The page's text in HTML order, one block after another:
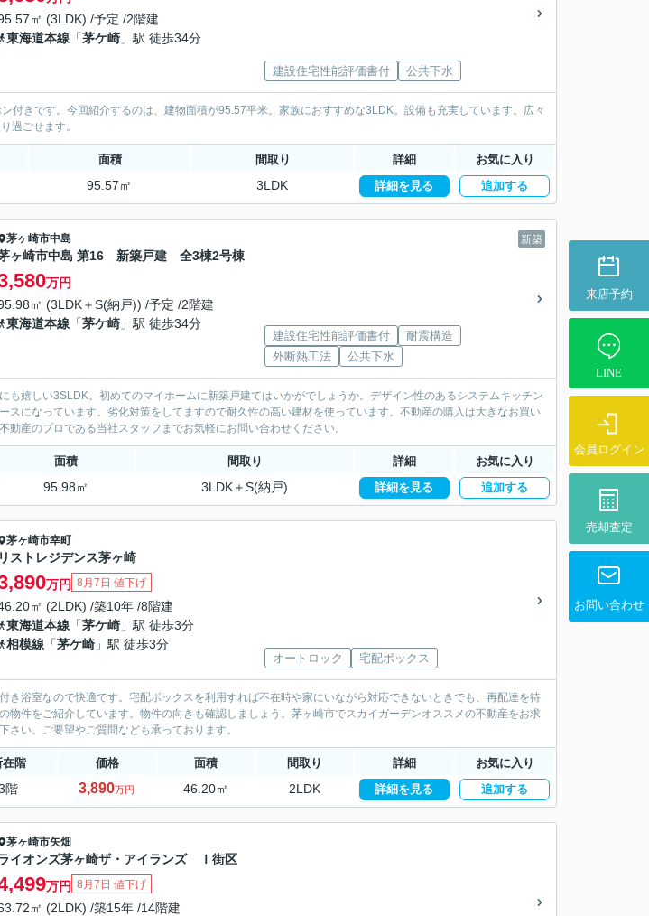
来店予約
LINE
会員ログイン
売却査定
お問い合わせ
㎡ (3LDK) /予定 /2階建
東海道本線 「茅ケ崎 」駅 徒歩34分
建設住宅性能評価書付 公共下水
付きです。今回紹介するのは、建物面積が95.57平米。家族におすすめな3LDK。設備も充実しています。広々
過ごせます。
面積 間取り 詳細 お気に入り
95.57㎡ 3LDK 詳細を見る 追加する
新築
茅ヶ崎市中島
ヶ崎市中島 第16 新築戸建 全3棟2号棟
万円
㎡ (3LDK＋S(納戸)) /予定 /2階建
東海道本線 「茅ケ崎 」駅 徒歩34分
建設住宅性能評価書付
耐震構造
外断熱工法
公共下水
も嬉しい3SLDK。初めてのマイホームに新築戸建てはいかがでしょうか。デザイン性のあるシステムキッチン
スになっています。劣化対策をしてますので耐久性の高い建材を使っています。不動産の購入は大きなお買い
動産のプロである当社スタッフまでお気軽にお問い合わせください。
面積 間取り 詳細 お気に入り
95.98㎡ 3LDK＋S(納戸) 詳細を見る 追加する
茅ヶ崎市幸町
リストレジデンス茅ヶ崎
万円 8月7日 値下げ
㎡ (2LDK) /築10年 /8階建
東海道本線 「茅ケ崎 」駅 徒歩3分
相模線 「茅ケ崎 」駅 徒歩3分
オートロック 宅配ボックス
き浴室なので快適です。宅配ボックスを利用すれば不在時や家にいながら対応できないときでも、再配達を待
物件をご紹介しています。物件の向きも確認しましょう。茅ヶ崎市でスカイガーデンオススメの不動産をお求
さい。ご要望やご質問なども承っております。
在階 価格 面積 間取り 詳細 お気に入り
階 3,890万円 46.20㎡ 2LDK 詳細を見る 追加する
茅ヶ崎市矢畑
イオンズ茅ヶ崎ザ・アイランズ Ｉ街区
万円 8月7日 値下げ
㎡ (2LDK) /築15年 /14階建